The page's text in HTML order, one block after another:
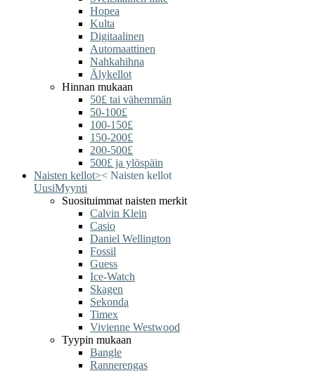
Hopea
Kulta
Digitaalinen
Automaattinen
Nahkahihna
Älykellot
Hinnan mukaan
50£ tai vähemmän
50-100£
100-150£
150-200£
200-500£
500£ ja ylöspäin
Naisten kellot>< Naisten kellot
UusiMyynti
Suosituimmat naisten merkit
Calvin Klein
Casio
Daniel Wellington
Fossil
Guess
Ice-Watch
Skagen
Sekonda
Timex
Vivienne Westwood
Tyypin mukaan
Bangle
Rannerengas